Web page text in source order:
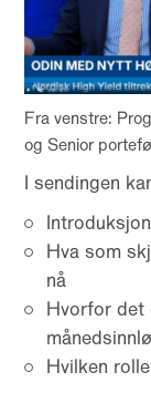
Fra venstre:
og Senior
I sendingen
Hva som
nå
Hvorfor det
Hvilken